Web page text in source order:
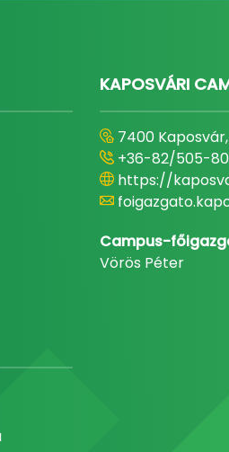
KAPOSVÁRI
7400
+36-82/505-
https://
Campus-
Vörös Péter